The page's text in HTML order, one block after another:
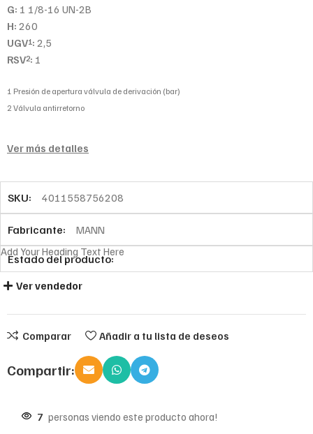
G: 1 1/8-16 UN-2B
H: 260
UGV1: 2,5
RSV2: 1
1 Presión de apertura válvula de derivación (bar)
2 Válvula antirretorno
Ver más detalles
SKU: 4011558756208
Fabricante: MANN
Estado del producto:
Add Your Heading Text Here
Ver vendedor
Comparar Añadir a tu lista de deseos
Compartir:
7 personas viendo este producto ahora!